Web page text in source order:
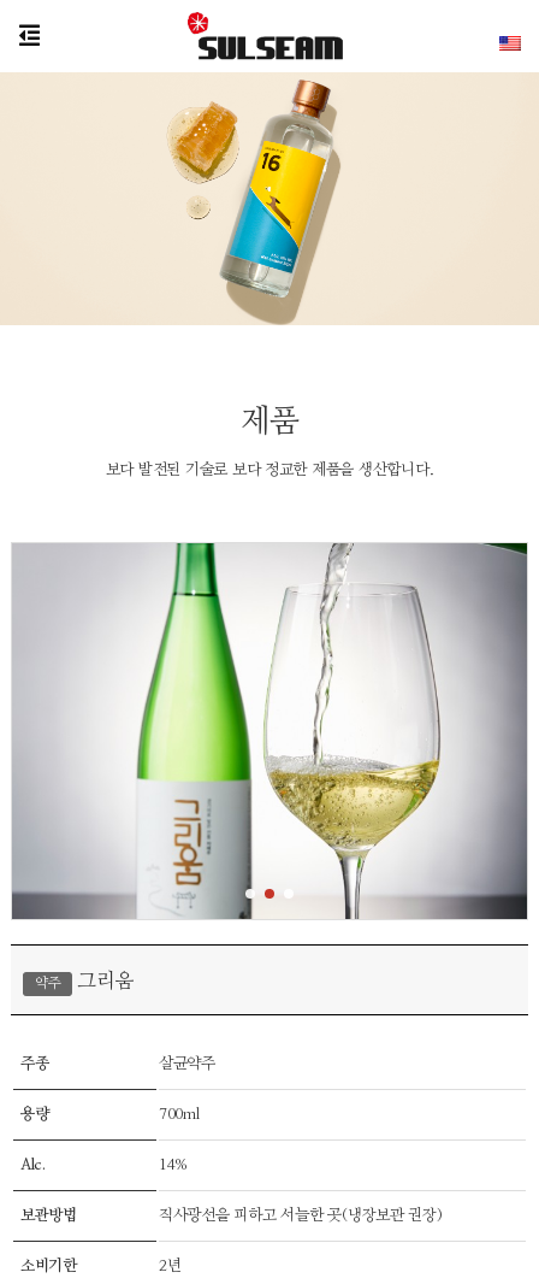
제품
보다 발전된 기술로 보다 정교한 제품을 생산합니다.
약주 그리움
주종 살균약주
용량 700ml
Alc. 14%
보관방법 직사광선을 피하고 서늘한 곳(냉장보관 권장)
소비기한 2년